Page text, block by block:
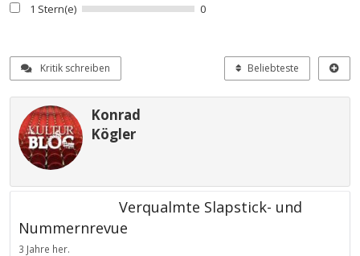
1 Stern(e)
0
Kritik schreiben Beliebteste
Konrad
Kögler
Verqualmte Slapstick- und
Nummernrevue
3 Jahre her.